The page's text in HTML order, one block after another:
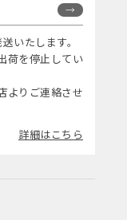
いたします。
荷を停止してい
よりご連絡させ
詳細はこちら